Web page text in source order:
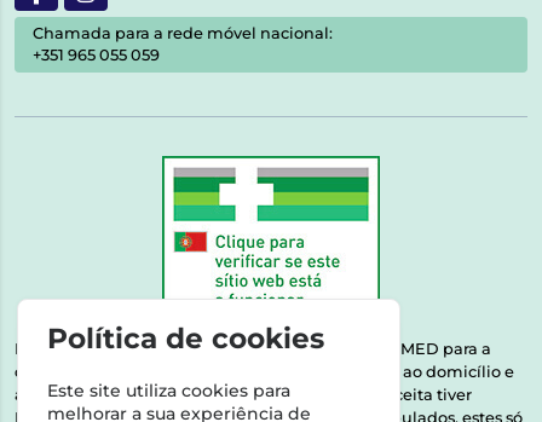
Chamada para a rede móvel nacional:
+351 965 055 059
Esta farmácia encontra-se autorizada pelo INFARMED para a
dispensa de medicamentos e produtos de saúde ao domicílio e
através da internet. Medicamentos | Se na sua receita tiver
MSRM, MNSRM, MSRMV ou Medicamentos Manipulados, estes só
Política de cookies
Este site utiliza cookies para
melhorar a sua experiência de